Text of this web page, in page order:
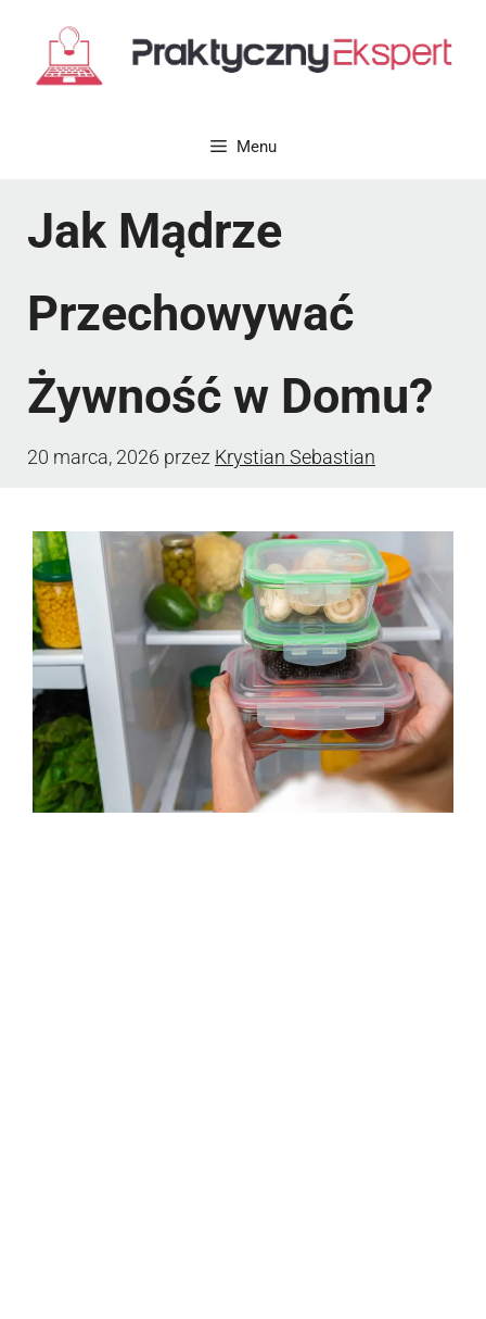
Menu
Jak Mądrze
Przechowywać
Żywność w Domu?
20 marca, 2026 przez Krystian Sebastian